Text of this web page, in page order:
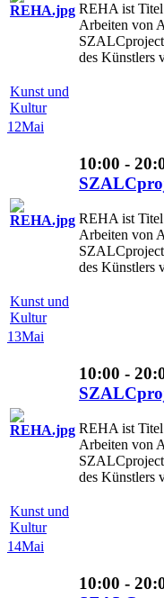
REHA ist Titel
Arbeiten von
des Künstlers
Kunst und
Kultur
12Mai
10:00 -
REHA ist Titel
Arbeiten von
des Künstlers
Kunst und
Kultur
13Mai
10:00 -
REHA ist Titel
Arbeiten von
des Künstlers
Kunst und
Kultur
14Mai
10:00 -